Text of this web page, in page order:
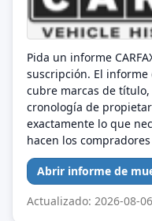
Pida un informe
suscripción. El informe
cubre marcas de
cronología de
exactamente lo que
hacen los
Abrir informe de
Actualizado: 2026-08-06